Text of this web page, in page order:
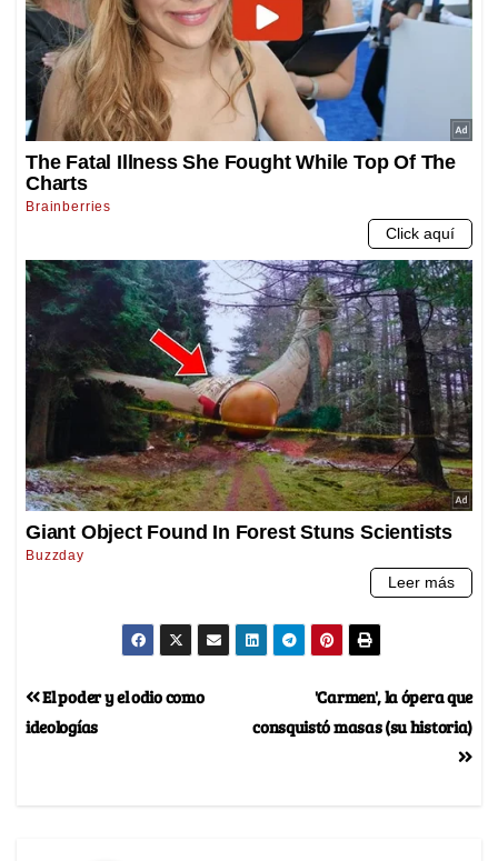
'Carmen', la ópera que
consquistó masas (su historia)
El poder y el odio como
ideologías